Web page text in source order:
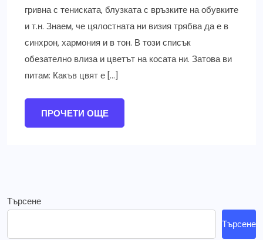
гривна с тениската, блузката с връзките на обувките
и т.н. Знаем, че цялостната ни визия трябва да е в
синхрон, хармония и в тон. В този списък
обезателно влиза и цветът на косата ни. Затова ви
питам: Какъв цвят е […]
ПРОЧЕТИ ОЩЕ
Търсене
Търсене